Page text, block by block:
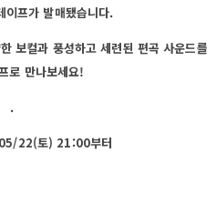
이프가 발매됐습니다.
보컬과 풍성하고 세련된 편곡 사운드를
로 만나보세요!
.
22(토) 21:00부터